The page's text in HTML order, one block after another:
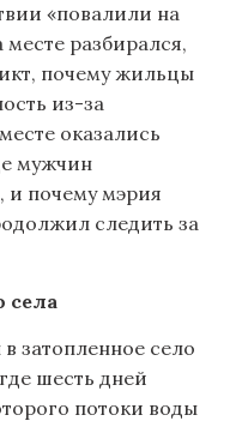
«повалили на
разбирался,
почему жильцы
из-за
оказались
мужчин
и почему мэрия
следить за
села
затопленное село
шесть дней
потоки воды